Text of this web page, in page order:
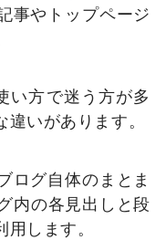
事やトップページ
方で迷う方が多
いがあります。
ログ自体のまとま
内の各見出しと段
します。